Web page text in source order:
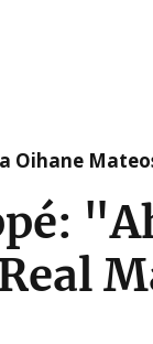
Oihane